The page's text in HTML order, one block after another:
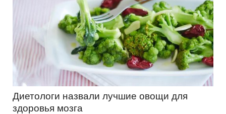
Диетологи назвали лучшие овощи для
здоровья мозга